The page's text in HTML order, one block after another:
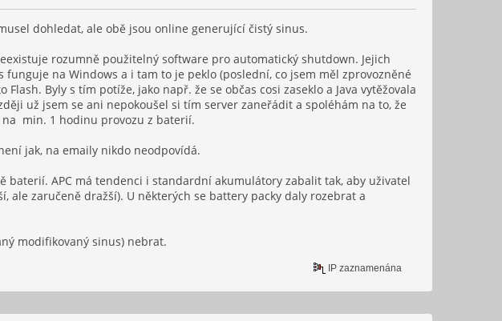
dohledat, ale obě jsou online generující čistý sinus.
rozumně použitelný software pro automatický shutdown. Jejich
na Windows a i tam to je peklo (poslední, co jsem měl zprovozněné
Byly s tím potíže, jako např. že se občas cosi zaseklo a Java vytěžovala
už jsem se ani nepokoušel si tím server zaneřádit a spoléhám na to, že
na min. 1 hodinu provozu z baterií.
jak, na emaily nikdo neodpovídá.
baterií. APC má tendenci i standardní akumulátory zabalit tak, aby uživatel
zaručeně dražší). U některých se battery packy daly rozebrat a
modifikovaný sinus) nebrat.
IP zaznamenána